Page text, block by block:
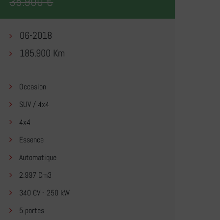
06-2018
185.900 Km
Occasion
SUV / 4x4
4x4
Essence
Automatique
2.997 Cm3
340 CV - 250 kW
5 portes